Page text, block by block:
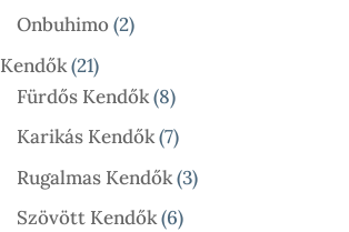
Termék
Onbuhimo 22
Kendők 2121
Termék
Fürdős Kendők 88
Termék
Karikás Kendők 77
Termék
Rugalmas Kendők 33
Szövött Kendők 66